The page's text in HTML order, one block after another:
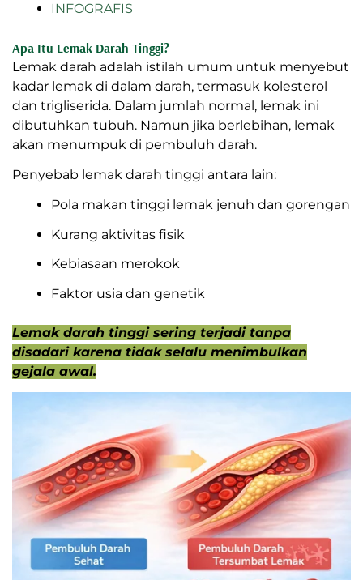
INFOGRAFIS
Apa Itu Lemak Darah Tinggi?
Lemak darah adalah istilah umum untuk menyebut
kadar lemak di dalam darah, termasuk kolesterol
dan trigliserida. Dalam jumlah normal, lemak ini
dibutuhkan tubuh. Namun jika berlebihan, lemak
akan menumpuk di pembuluh darah.
Penyebab lemak darah tinggi antara lain:
Pola makan tinggi lemak jenuh dan gorengan
Kurang aktivitas fisik
Kebiasaan merokok
Faktor usia dan genetik
Lemak darah tinggi sering terjadi tanpa
disadari karena tidak selalu menimbulkan
gejala awal.